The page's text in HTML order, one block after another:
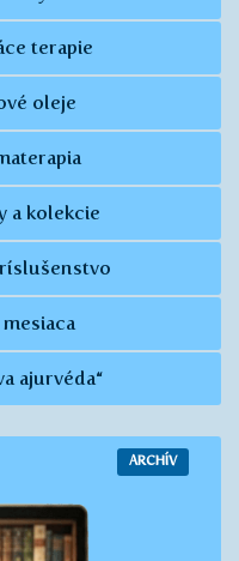
terapie
oleje
a kolekcie
ajurvéda“
ARCHÍV